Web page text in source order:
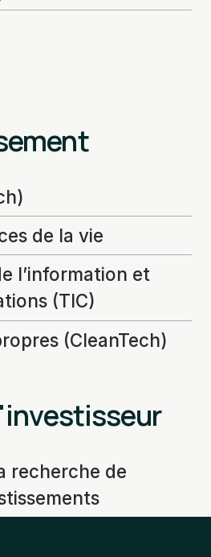
de la vie
l’information et
(TIC)
(CleanTech)
recherche de